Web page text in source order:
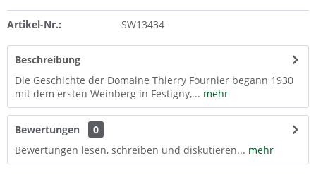
Artikel-Nr.: SW13434
Beschreibung
Die Geschichte der Domaine Thierry Fournier begann 1930
mit dem ersten Weinberg in Festigny,... mehr
Bewertungen
0
Bewertungen lesen, schreiben und diskutieren... mehr